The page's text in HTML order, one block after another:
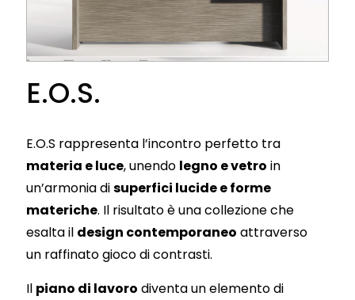
E.O.S.
E.O.S rappresenta l’incontro perfetto tra
materia e luce, unendo legno e vetro in
un’armonia disuperfici lucide e forme
materiche. Il risultato è una collezione che
esalta il design contemporaneo attraverso
un raffinato gioco di contrasti.
Il piano di lavoro diventa un elemento di